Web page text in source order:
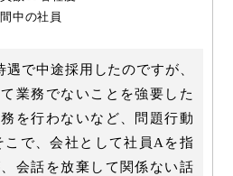
中の社員
で中途採用したのですが、
業務でないことを強要した
を行わないなど、問題行動
で、会社として社員Aを指
会話を放棄して関係ない話